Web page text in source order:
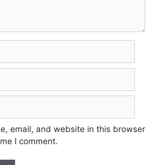
email, and website in this browser
I comment.